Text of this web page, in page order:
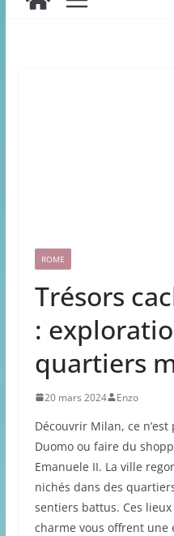
ROME
Trésors
:
quartiers
20 mars 2024 Enzo
Découvrir Milan, ce
Duomo ou faire du
Emanuele II. La ville
nichés dans des
sentiers battus. Ces
charme vous offrent une